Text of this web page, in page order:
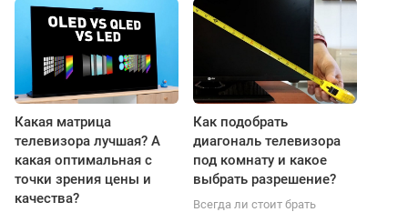
Какая матрица
телевизора лучшая? А
какая оптимальная с
точки зрения цены и
качества?
Как подобрать
диагональ телевизора
под комнату и какое
выбрать разрешение?
Всегда ли стоит брать